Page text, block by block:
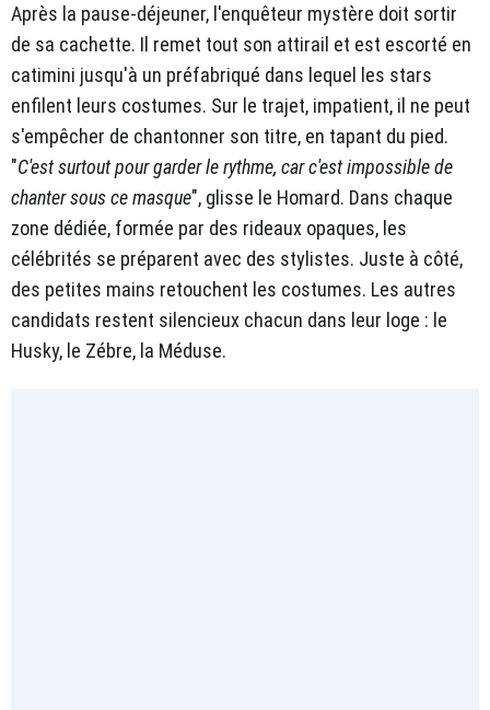
Après la pause-déjeuner, l'enquêteur mystère doit sortir
de sa cachette. Il remet tout son attirail et est escorté en
catimini jusqu'à un préfabriqué dans lequel les stars
enfilent leurs costumes. Sur le trajet, impatient, il ne peut
s'empêcher de chantonner son titre, en tapant du pied.
"C'est surtout pour garder le rythme, car c'est impossible de
chanter sous ce masque", glisse le Homard. Dans chaque
zone dédiée, formée par des rideaux opaques, les
célébrités se préparent avec des stylistes. Juste à côté,
des petites mains retouchent les costumes. Les autres
candidats restent silencieux chacun dans leur loge : le
Husky, le Zébre, la Méduse.